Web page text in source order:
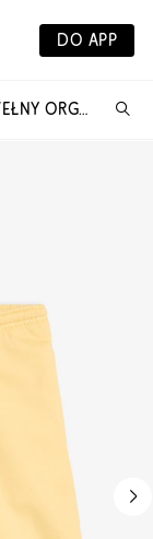
DO APP
BERMUDY DRESOWE Z CZYSTEJ BAWEŁNY ORGANICZNEJ